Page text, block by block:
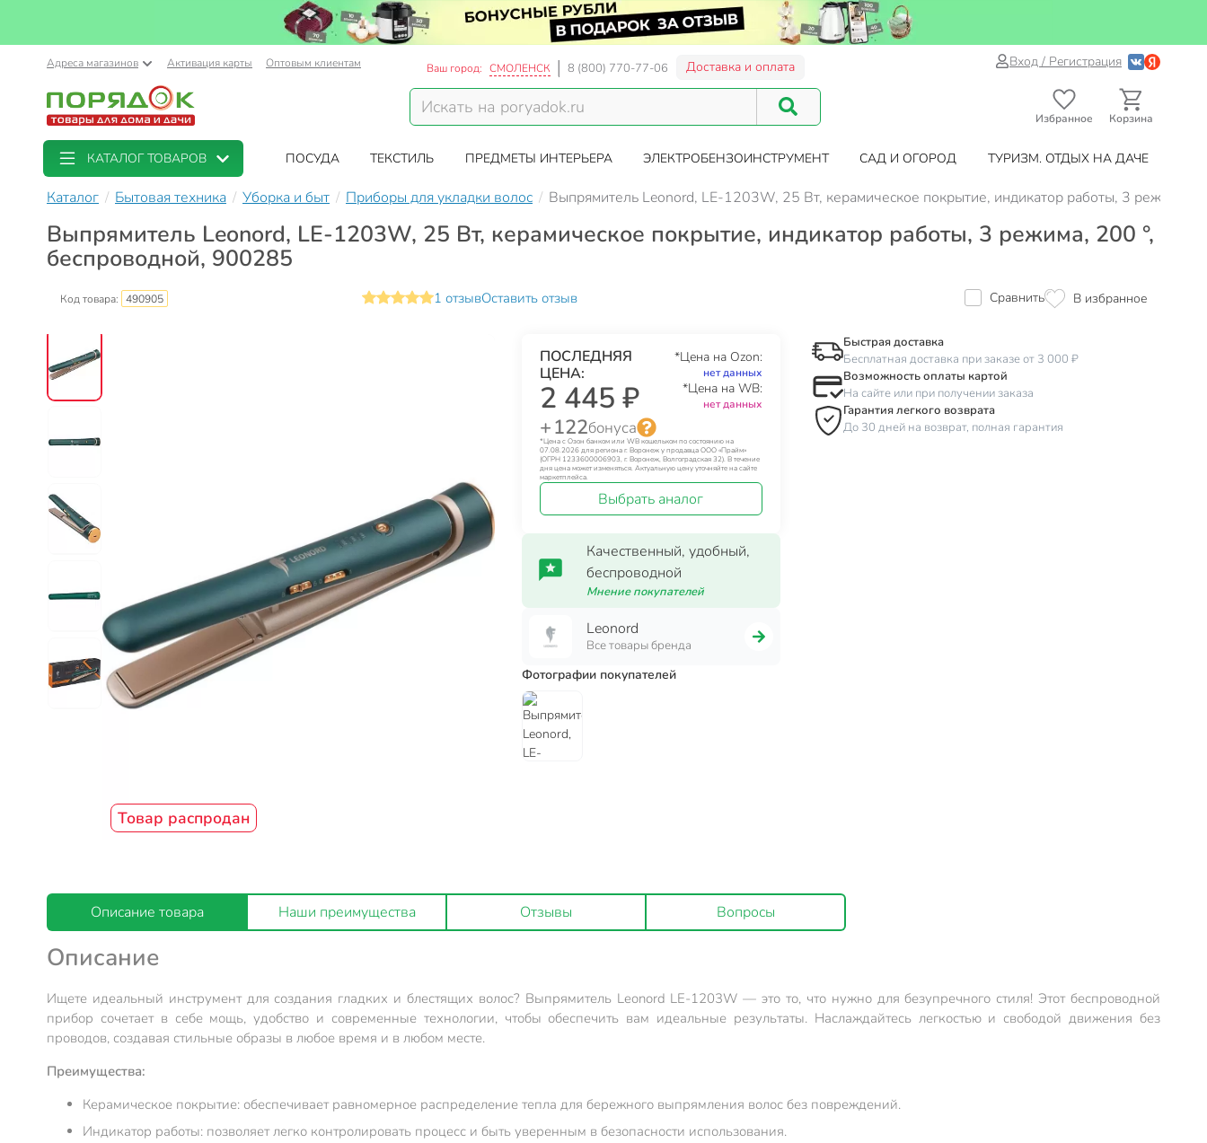
Адреса магазинов Активация карты Оптовым клиентам Ваш город: СМОЛЕНСК 8 (800) 770-77-06 Доставка и оплата Вход / Регистрация
Избранное Корзина
КАТАЛОГ ТОВАРОВ ПОСУДА ТЕКСТИЛЬ ПРЕДМЕТЫ ИНТЕРЬЕРА ЭЛЕКТРОБЕНЗОИНСТРУМЕНТ САД И ОГОРОД ТУРИЗМ. ОТДЫХ НА ДАЧЕ
Каталог Бытовая техника Уборка и быт Приборы для укладки волос Выпрямитель Leonord, LE-1203W, 25 Вт, керамическое покрытие, индикатор работы, 3 режима,
Выпрямитель Leonord, LE-1203W, 25 Вт, керамическое покрытие, индикатор работы, 3 режима, 200 °,
беспроводной, 900285
Код товара: 490905 1 отзывОставить отзыв Сравнить В избранное
Товар распродан
ПОСЛЕДНЯЯ
ЦЕНА:
2 445 ₽
*Цена на Ozon:
нет данных
*Цена на WB:
нет данных
+ 122бонуса
*Цена с Озон банком или WB кошельком по состоянию на
07.08.2026 для региона г. Воронеж у продавца ООО «Прайм»
(ОГРН 1233600006903, г. Воронеж, Волгоградская 32). В течение
дня цена может изменяться. Актуальную цену уточняйте на сайте
маркетплейса.
Выбрать аналог
Качественный, удобный,
беспроводной
Мнение покупателей
Leonord
Все товары бренда
Фотографии покупателей
Быстрая доставка
Бесплатная доставка при заказе от 3 000 ₽
Возможность оплаты картой
На сайте или при получении заказа
Гарантия легкого возврата
До 30 дней на возврат, полная гарантия
Описание товара Наши преимущества Отзывы Вопросы
Описание
Ищете идеальный инструмент для создания гладких и блестящих волос? Выпрямитель Leonord LE-1203W — это то, что нужно для безупречного стиля! Этот беспроводной
прибор сочетает в себе мощь, удобство и современные технологии, чтобы обеспечить вам идеальные результаты. Наслаждайтесь легкостью и свободой движения без
проводов, создавая стильные образы в любое время и в любом месте.
Преимущества:
Керамическое покрытие: обеспечивает равномерное распределение тепла для бережного выпрямления волос без повреждений.
Индикатор работы: позволяет легко контролировать процесс и быть уверенным в безопасности использования.